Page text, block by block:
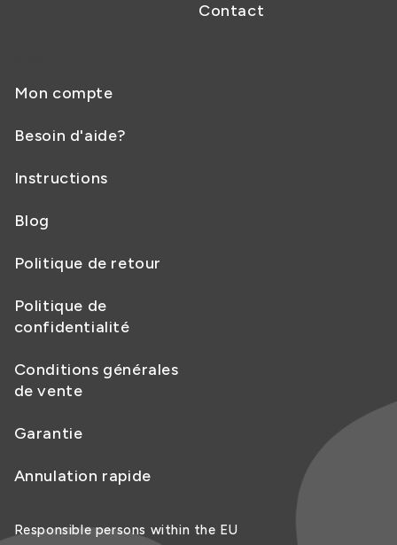
Contact
Mon compte
Besoin d'aide?
Instructions
Blog
Politique de retour
Politique de
confidentialité
Conditions générales
de vente
Garantie
Annulation rapide
Responsible persons within the EU